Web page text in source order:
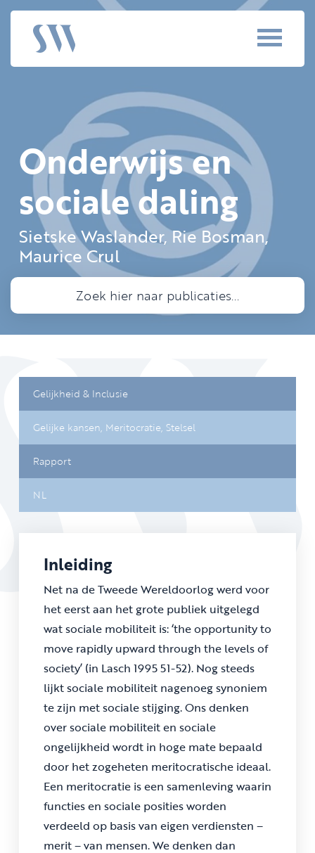
Onderwijs en
sociale daling
Sietske Waslander, Rie Bosman,
Maurice Crul
Gelijkheid & Inclusie
Gelijke kansen, Meritocratie, Stelsel
Rapport
NL
Inleiding
Net na de Tweede Wereldoorlog werd voor
het eerst aan het grote publiek uitgelegd
wat sociale mobiliteit is: ‘the opportunity to
move rapidly upward through the levels of
society’ (in Lasch 1995 51-52). Nog steeds
lijkt sociale mobiliteit nagenoeg synoniem
te zijn met sociale stijging. Ons denken
over sociale mobiliteit en sociale
ongelijkheid wordt in hoge mate bepaald
door het zogeheten meritocratische ideaal.
Een meritocratie is een samenleving waarin
functies en sociale posities worden
verdeeld op basis van eigen verdiensten –
merit – van mensen. We denken dan